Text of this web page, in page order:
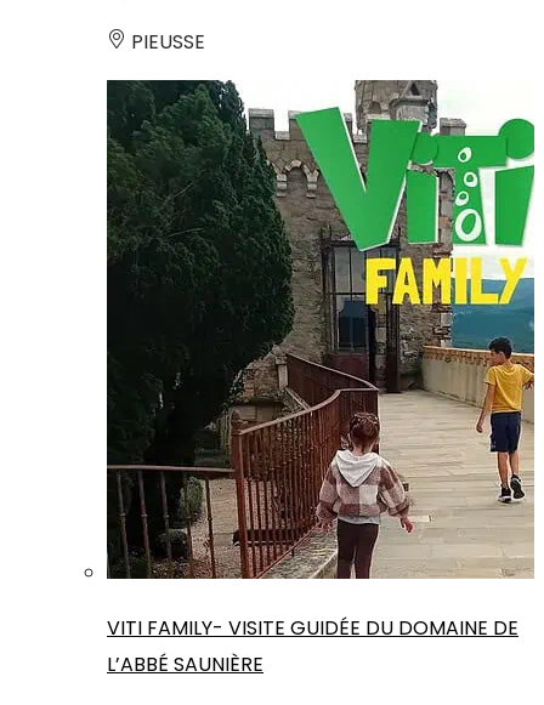
PIEUSSE
VITI FAMILY- VISITE GUIDÉE DU DOMAINE DE
L’ABBÉ SAUNIÈRE